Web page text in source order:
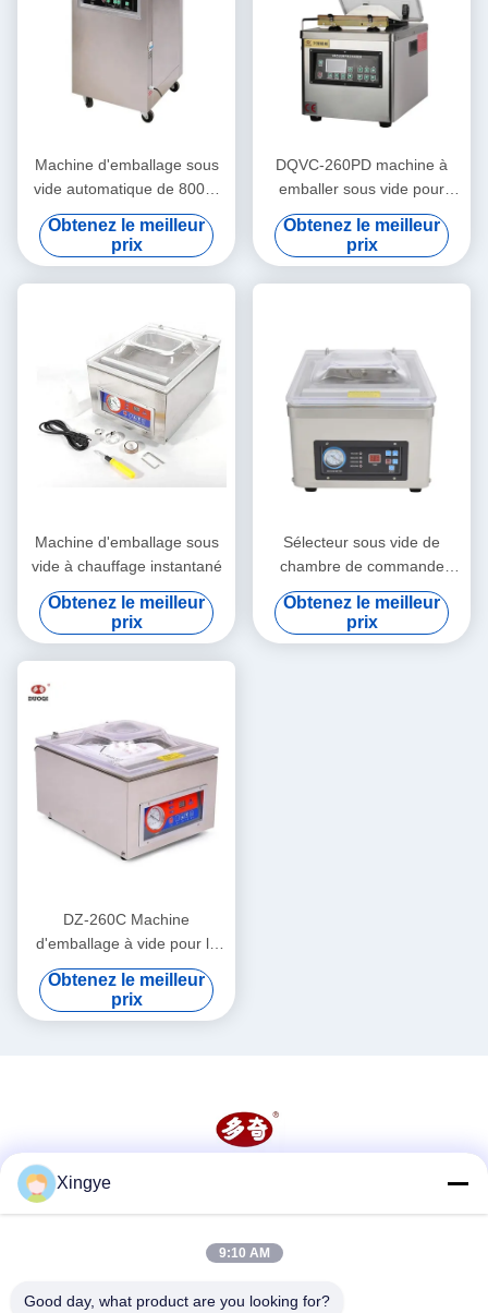
Machine d'emballage sous
vide automatique de 800W
pour le pain et la viande
DUOQI
Obtenez le meilleur
prix
DQVC-260PD machine à
emballer sous vide pour
boissons commerciales
machine à sceller sous vide
à haut rendement
Obtenez le meilleur
prix
Machine d'emballage sous
vide à chauffage instantané
Obtenez le meilleur
prix
Sélecteur sous vide de
chambre de commande
électrique pour les
emballages ménagers et
commerciaux
Obtenez le meilleur
prix
DZ-260C Machine
d'emballage à vide pour la
maison pour les aliments et
les légumes 260 mm Taille
de la chambre
Obtenez le meilleur
prix
Xingye
9:10 AM
Good day, what product are you looking for?